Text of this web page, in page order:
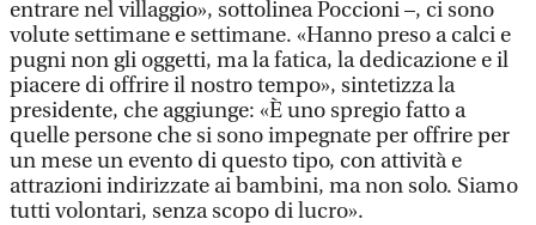
entrare nel villaggio», sottolinea Poccioni –, ci sono
volute settimane e settimane. «Hanno preso a calci e
pugni non gli oggetti, ma la fatica, la dedicazione e il
piacere di offrire il nostro tempo», sintetizza la
presidente, che aggiunge: «È uno spregio fatto a
quelle persone che si sono impegnate per offrire per
un mese un evento di questo tipo, con attività e
attrazioni indirizzate ai bambini, ma non solo. Siamo
tutti volontari, senza scopo di lucro».